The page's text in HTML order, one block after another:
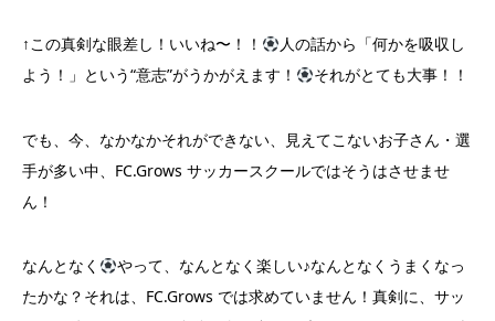
↑この真剣な眼差し！いいね〜！！
人の話から「何かを吸収し
よう！」という“意志”がうかがえます！
それがとても大事！！
でも、今、なかなかそれができない、見えてこないお子さん・選
手が多い中、FC.Grows サッカースクールではそうはさせませ
ん！
なんとなく
やって、なんとなく楽しい♪なんとなくうまくなっ
たかな？それは、FC.Grows では求めていません！真剣に、サッ